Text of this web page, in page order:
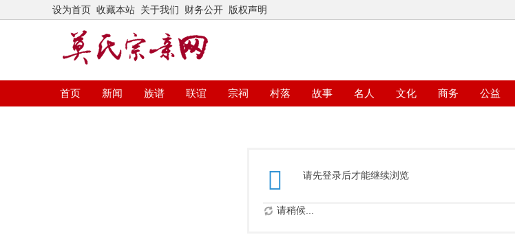
设为首页 收藏本站 关于我们 财务公开 版权声明
首页 新闻 族谱 联谊 宗祠 村落 故事 名人 文化 商务 公益
请先登录后才能继续浏览
请稍候...